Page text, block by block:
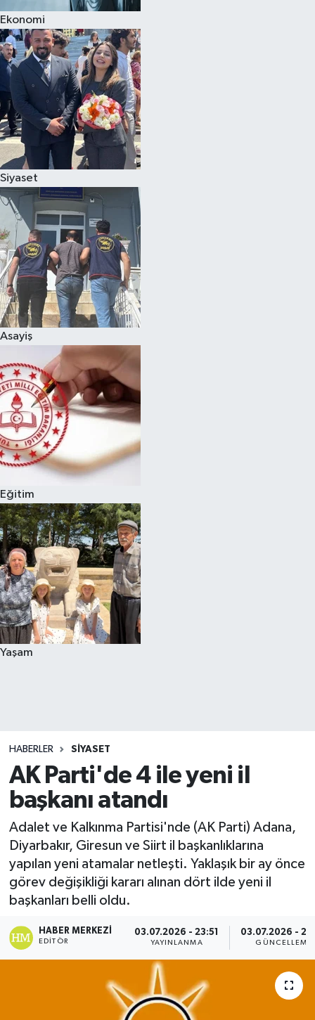
Ekonomi
Siyaset
Asayiş
Eğitim
Yaşam
HABERLER SIYASET
AK Parti'de 4 ile yeni il
başkanı atandı
Adalet ve Kalkınma Partisi'nde (AK Parti) Adana,
Diyarbakır, Giresun ve Siirt il başkanlıklarına
yapılan yeni atamalar netleşti. Yaklaşık bir ay önce
görev değişikliği kararı alınan dört ilde yeni il
başkanları belli oldu.
HABER MERKEZI
EDITÖR
03.07.2026 - 23:51
YAYINLANMA
03.07.2026 -
GÜNCELLEME